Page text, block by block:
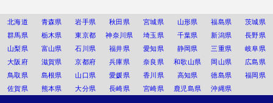
北海道 青森県 岩手県 秋田県 宮城県 山形県 福島県
茨城県
群馬県
栃木県 東京都 神奈川県 埼玉県 千葉県 新潟県
長野県
山梨県
富山県 石川県 福井県 愛知県 静岡県 三重県
岐阜県
大阪府
滋賀県 京都府 兵庫県 奈良県 和歌山県 岡山県
広島県
鳥取県
島根県 山口県 愛媛県 香川県 高知県 徳島県
福岡県
佐賀県
熊本県 大分県 長崎県 宮崎県 鹿児島県 沖縄県